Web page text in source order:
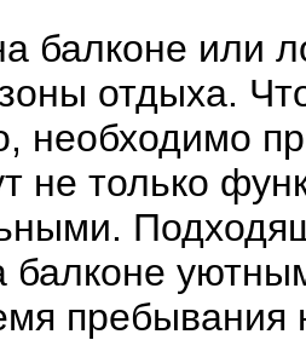
балконе или
отдыха.
необходимо
не только
балконе